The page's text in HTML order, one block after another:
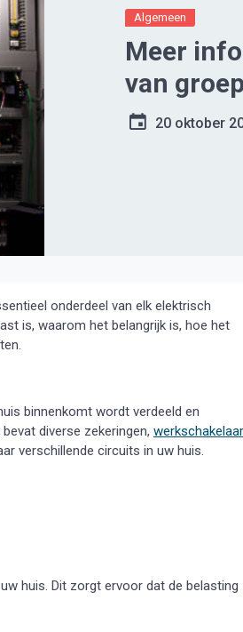
Algemeen
Meer
van
20 oktober
onderdeel van elk elektrisch
is, waarom het belangrijk is, hoe het
binnenkomt wordt verdeeld en
diverse zekeringen, werkschakelaar
verschillende circuits in uw huis.
huis. Dit zorgt ervoor dat de belasting